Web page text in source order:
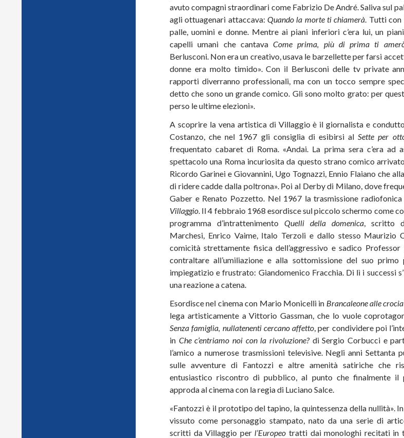
avuto compagni straordinari come Fabrizio De André. Saliva sul
agli ottuagenari attaccava: Quando la morte ti chiamerà. Tutti con
palle, uomini e donne. Mentre ai piani inferiori c’era lui, un
capelli umani che cantava Come prima, più di prima ti
Berlusconi. Non era un creativo, usava le barzellette per farsi
donne era molto timido». Con il Berlusconi delle tv private
rapporti diverranno professionali, ma con un tocco sempre
detto che sono un grande comico. Gli sono molto grato: per
perso le ultime elezioni».
A scoprire la vena artistica di Villaggio è il giornalista e
Costanzo, che nel 1967 gli consiglia di esibirsi alSette per
frequentato cabaret di Roma. «Andai. La prima sera c’era ad
spettacolo una Roma incuriosita da questo strano comico
Ricordo Garinei e Giovannini, Ugo Tognazzi, Ennio Flaiano che
di ridere cadde dalla poltrona». Poi al Derby di Milano, dove
Gaber e Renato Pozzetto. Nel 1967 la trasmissione radiofonica
Villaggio. Il 4 febbraio 1968 esordisce sul piccolo schermo come
programma d’intrattenimento Quelli della domenica, scritto
Marchesi, Enrico Vaime, Italo Terzoli e dallo stesso Maurizio
comicità strettamente fisica dell’aggressivo e sadico
contraltare all’umiliazione e alla sottomissione del suo primo
impiegatizio e frustrato: Giandomenico Fracchia. Di lì i successi
una reazione a catena.
Esordisce nel cinema con Mario Monicelli in Brancaleone alle
lega artisticamente a Vittorio Gassman, che lo vuole
Senza famiglia, nullatenenti cercano affetto, per condividere poi
in Che c’entriamo noi con la rivoluzione?di Sergio Corbucci e
l’amico a numerose trasmissioni televisive. Negli anni Settanta
sulle avventure di Fantozzi e altre amenità satiriche che
entusiastico riscontro di pubblico, al punto che finalmente il
approda al cinema con la regia di Luciano Salce.
«Fantozzi è il prototipo del tapino, la quintessenza della nullità».
vissuto come personaggio stampato, nato da una serie di
scritti da Villaggio per l’Europeo tratti dai monologhi recitati in